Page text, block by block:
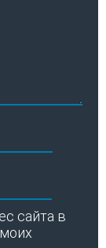
сайта в